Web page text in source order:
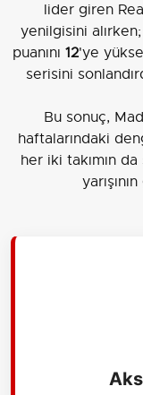
lider giren
yenilgisini
puanını 12'ye
serisini
Bu sonuç,
haftalarındaki
her iki takımın